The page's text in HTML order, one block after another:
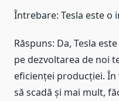
Întrebare: Tesla este o
Răspuns: Da, Tesla
pe dezvoltarea de noi
eficienței producției.
să scadă și mai mult,